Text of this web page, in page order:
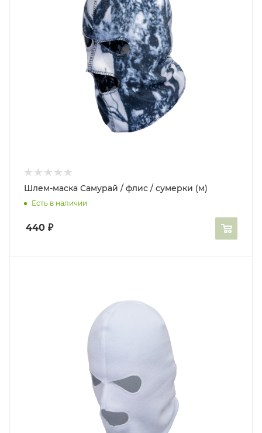
Шлем-маска Самурай / флис / сумерки (м)
Есть в наличии
440 ₽